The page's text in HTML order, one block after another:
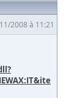
2008 à 11:21